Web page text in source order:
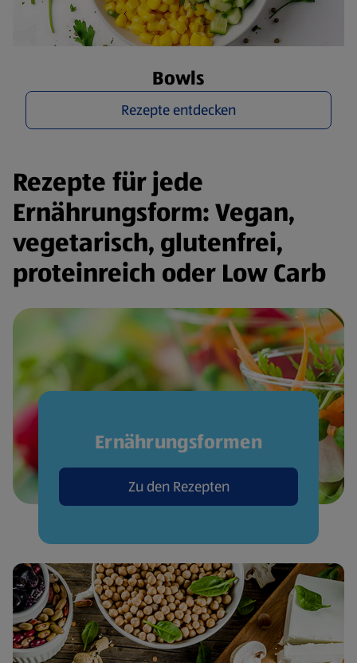
Bowls
Rezepte entdecken
Rezepte für jede
Ernährungsform: Vegan,
vegetarisch, glutenfrei,
proteinreich oder Low Carb
Ernährungsformen
Zu den Rezepten